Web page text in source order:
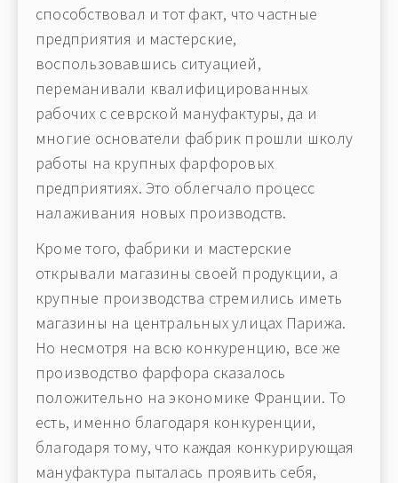
способствовал и тот факт, что частные
предприятия и мастерские,
воспользовавшись ситуацией,
переманивали квалифицированных
рабочих с севрской мануфактуры, да и
многие основатели фабрик прошли школу
работы на крупных фарфоровых
предприятиях. Это облегчало процесс
налаживания новых производств.
Кроме того, фабрики и мастерские
открывали магазины своей продукции, а
крупные производства стремились иметь
магазины на центральных улицах Парижа.
Но несмотря на всю конкуренцию, все же
производство фарфора сказалось
положительно на экономике Франции. То
есть, именно благодаря конкуренции,
благодаря тому, что каждая конкурирующая
мануфактура пыталась проявить себя,